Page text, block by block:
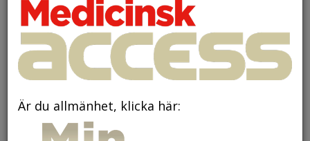
den 17 november 2025
Svensk barncancervård
leder utvecklingen av genetisk
analys i europeisk
leukemistudie
Är du allmänhet, klicka här: